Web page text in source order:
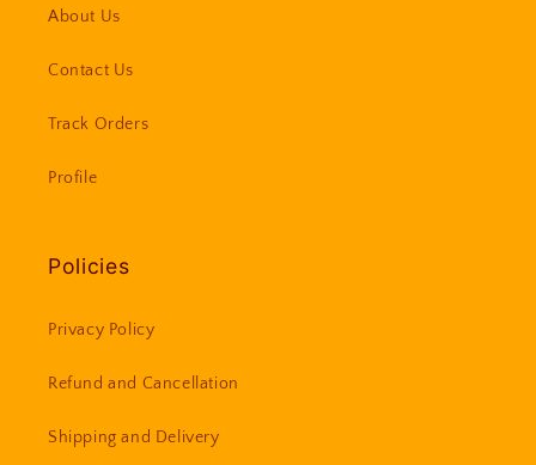
About Us
Contact Us
Track Orders
Profile
Policies
Privacy Policy
Refund and Cancellation
Shipping and Delivery